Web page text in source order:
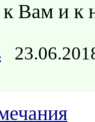
Вам и к